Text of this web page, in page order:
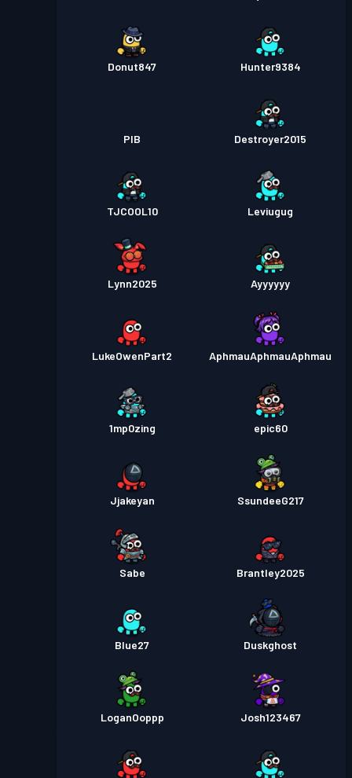
Donut847 Hunter9384
PIB Destroyer2015
TJCOOL10 Leviugug
Lynn2025 Ayyyyyy
LukeOwenPart2 AphmauAphmauAphmau
1mp0zing epic60
Jjakeyan SsundeeG217
Sabe Brantley2025
Blue27 Duskghost
LoganOoppp Josh123467